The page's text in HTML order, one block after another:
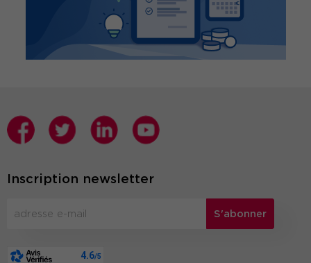
Inscription newsletter
S'abonner